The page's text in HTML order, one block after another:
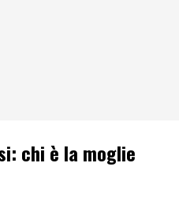
chi è la moglie